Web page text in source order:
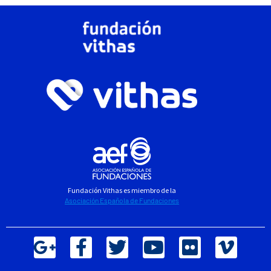
Fundación Vithas es miembro de la
Asociación Española de Fundaciones